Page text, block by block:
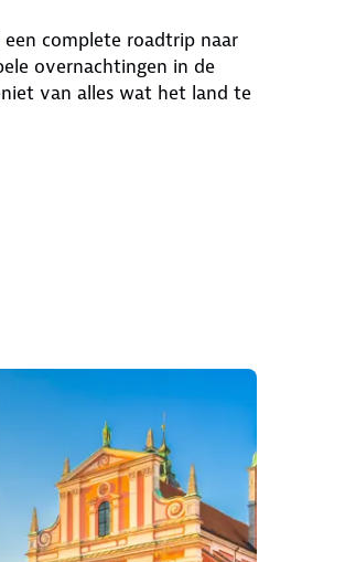
complete roadtrip naar
overnachtingen in de
van alles wat het land te